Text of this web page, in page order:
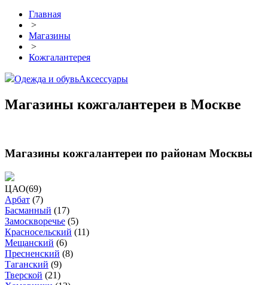
Главная
>
Магазины
>
Кожгалантерея
Одежда и обувьАксессуары
Магазины кожгалантереи в Москве
Магазины кожгалантереи по районам Москвы
ЦАО(69)
Арбат (7)
Басманный (17)
Замоскворечье (5)
Красносельский (11)
Мещанский (6)
Пресненский (8)
Таганский (9)
Тверской (21)